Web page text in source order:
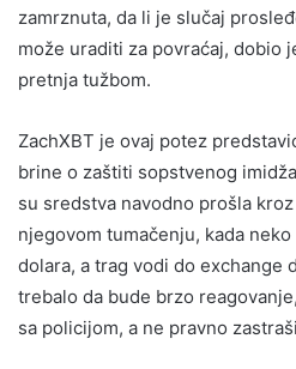
zamrznuta, da li je slučaj
može uraditi za povraćaj, dobio
pretnja tužbom.
ZachXBT je ovaj potez
brine o zaštiti sopstvenog
su sredstva navodno prošla
njegovom tumačenju, kada
dolara, a trag vodi do exchange
trebalo da bude brzo
sa policijom, a ne pravno